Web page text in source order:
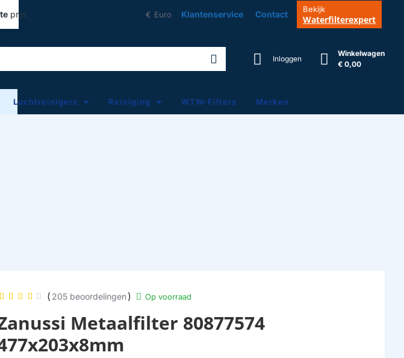
prijs € Euro Klantenservice Contact
Bekijk
Waterfilterexpert
Inloggen
Winkelwagen
€ 0,00
Luchtreinigers Reiniging WTW-Filters Merken
Metaalfilter 80877574
( 205 beoordelingen) Op voorraad